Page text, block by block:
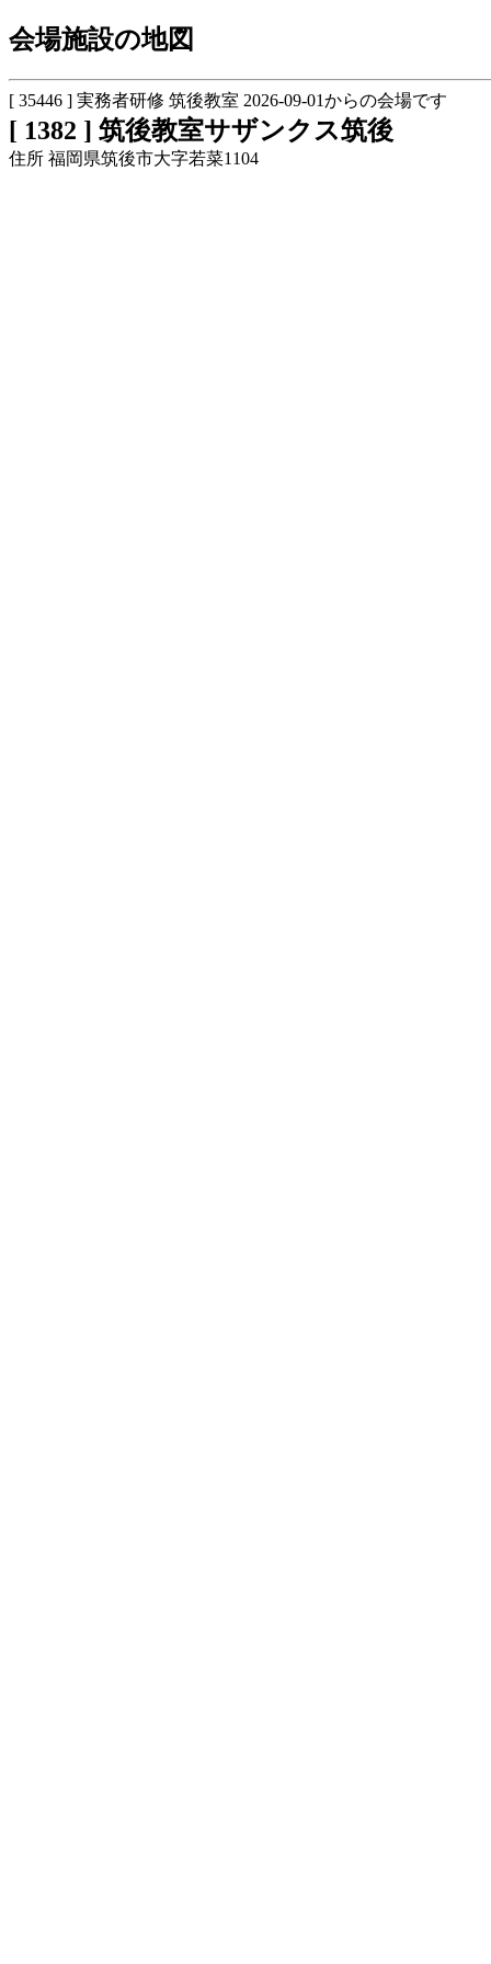
会場施設の地図
[ 35446 ] 実務者研修 筑後教室 2026-09-01からの会場です
[ 1382 ] 筑後教室サザンクス筑後
住所 福岡県筑後市大字若菜1104